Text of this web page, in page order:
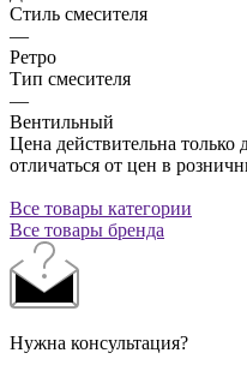
Стиль смесителя
—
Ретро
Тип смесителя
—
Вентильный
Цена действительна только
отличаться от цен в
Все товары категории
Все товары бренда
Нужна консультация?